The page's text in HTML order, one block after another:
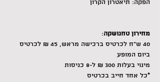
הפקה: תיאטרון הקרון
מחירון טחנושקה:
40 ש"ח לכרטיס ברכישה מראש, 45 ₪ לכרטיס
ביום המופע
מינוי בעלות 300 ₪ ל-8 כניסות
*כל אחד חייב בכרטיס